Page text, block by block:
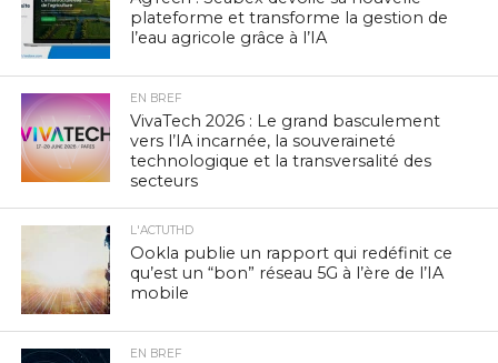
plateforme et transforme la gestion de
l’eau agricole grâce à l’IA
EN BREF
VivaTech 2026 : Le grand basculement
vers l’IA incarnée, la souveraineté
technologique et la transversalité des
secteurs
L'ACTUTHD
Ookla publie un rapport qui redéfinit ce
qu’est un “bon” réseau 5G à l’ère de l’IA
mobile
EN BREF